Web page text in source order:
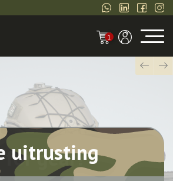
1
uitrusting
Next